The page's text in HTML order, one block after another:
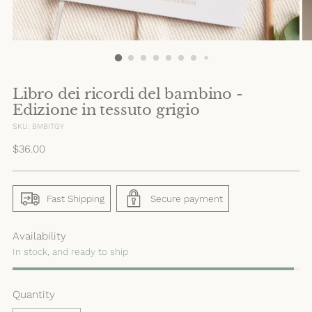
Libro dei ricordi del bambino -
Edizione in tessuto grigio
SKU: BMBITGY
Regular
$36.00
Fast Shipping Secure payment
Availability
In stock, and ready to ship
Quantity